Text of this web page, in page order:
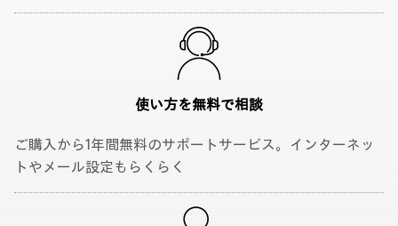
使い方を無料で相談
ご購入から1年間無料のサポートサービス。インターネッ
トやメール設定もらくらく